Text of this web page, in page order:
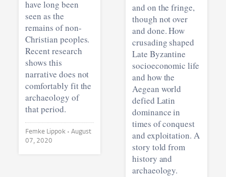
have long been
seen as the
remains of non-
Christian peoples.
Recent research
shows this
narrative does not
comfortably fit the
archaeology of
that period.
Femke Lippok •August
07, 2020
and on the fringe,
though not over
and done. How
crusading shaped
Late Byzantine
socioeconomic life
and how the
Aegean world
defied Latin
dominance in
times of conquest
and exploitation. A
story told from
history and
archaeology.